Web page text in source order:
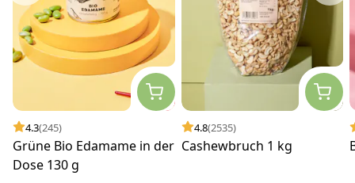
4.3(245)
Grüne Bio Edamame in der
Dose 130 g
4.8(2535)
Cashewbruch 1 kg